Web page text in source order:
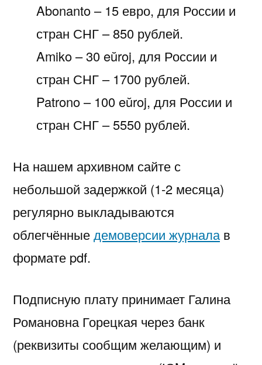
Abonanto – 15 евро, для России и
стран СНГ – 850 рублей.
Amiko – 30 eŭroj, для России и
стран СНГ – 1700 рублей.
Patrono – 100 eŭroj, для России и
стран СНГ – 5550 рублей.
На нашем архивном сайте с
небольшой задержкой (1-2 месяца)
регулярно выкладываются
облегчённыедемоверсии журнала в
формате pdf.
Подписную плату принимает Галина
Романовна Горецкая через банк
(реквизиты сообщим желающим) и